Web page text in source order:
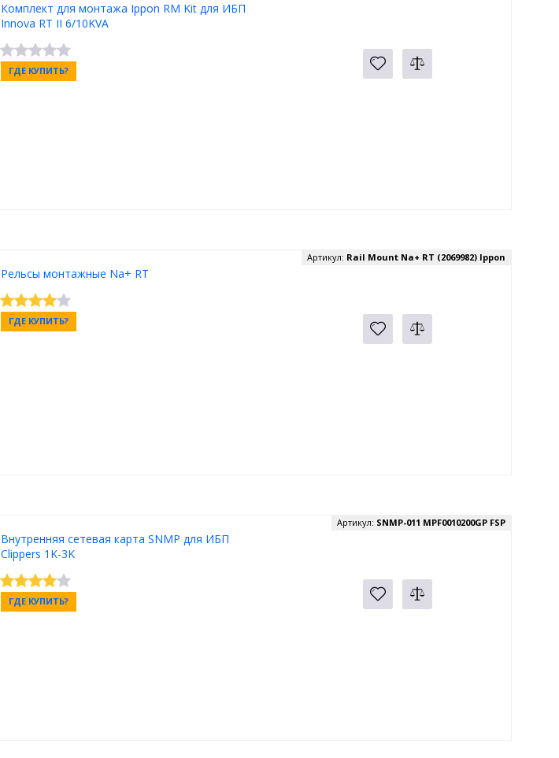
Комплект для монтажа Ippon RM Kit для ИБП
Innova RT II 6/10KVA
ГДЕ КУПИТЬ?
Рельсы монтажные Na+ RT
Артикул: Rail Mount Na+ RT (2069982) Ippon
ГДЕ КУПИТЬ?
Внутренняя сетевая карта SNMP для ИБП
Clippers 1K-3K
Артикул: SNMP-011 MPF0010200GP FSP
ГДЕ КУПИТЬ?